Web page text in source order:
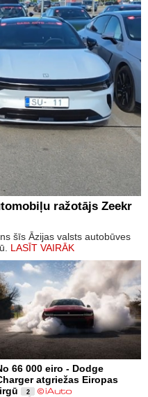
ražotājs Zeekr
šīs Āzijas valsts autobūves
LASĪT VAIRĀK
66 000 eiro - Dodge
atgriežas Eiropas
2